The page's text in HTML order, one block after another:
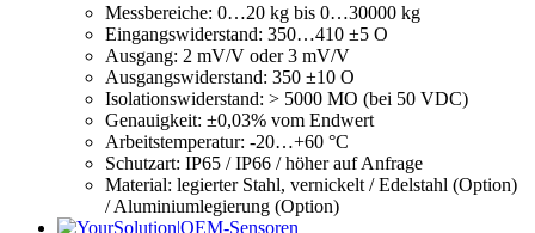
Messbereiche: 0…20 kg bis 0…30000 kg
Eingangswiderstand: 350…410 ±5 O
Ausgang: 2 mV/V oder 3 mV/V
Ausgangswiderstand: 350 ±10 O
Isolationswiderstand: > 5000 MO (bei 50 VDC)
Genauigkeit: ±0,03% vom Endwert
Arbeitstemperatur: -20…+60 °C
Schutzart: IP65 / IP66 / höher auf Anfrage
Material: legierter Stahl, vernickelt / Edelstahl (Option)
/ Aluminiumlegierung (Option)